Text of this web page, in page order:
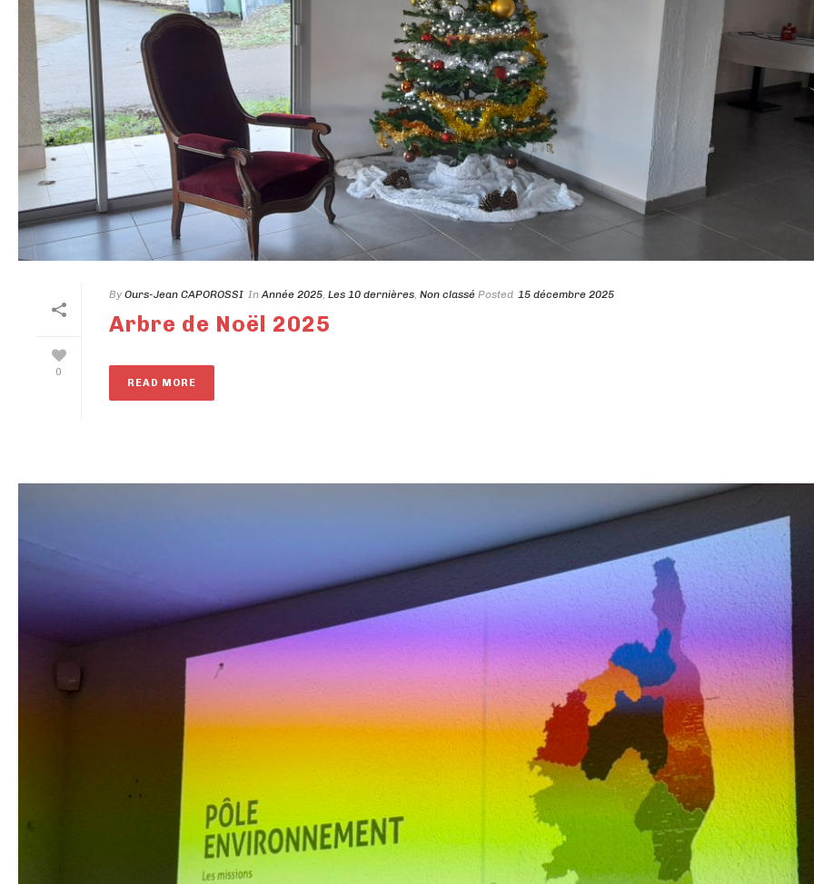
0
ByOurs-Jean CAPOROSSI In Année 2025 Les 10 dernières Non classé Posted 15 décembre 2025
Arbre de Noël 2025
READ MORE